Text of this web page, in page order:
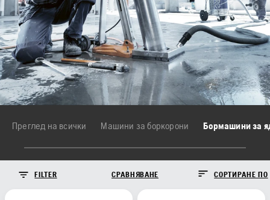
Преглед на всички Машини за боркорони
FILTER СРАВНЯВАНЕ СОРТИРАНЕ ПО